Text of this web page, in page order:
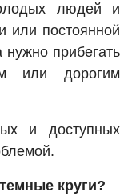
людей и
или постоянной
нужно прибегать
или дорогим
и доступных
круги?